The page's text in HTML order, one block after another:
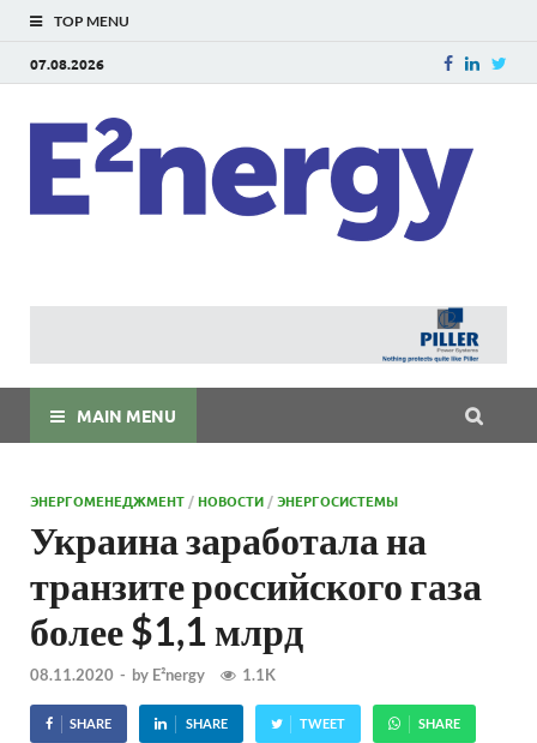
TOP MENU
07.08.2026
MAIN MENU
ЭНЕРГОМЕНЕДЖМЕНТ /НОВОСТИ /ЭНЕРГОСИСТЕМЫ
Украина заработала на
транзите российского газа
более $1,1 млрд
08.11.2020 - by E²nergy 1.1K
SHARE SHARE TWEET SHARE